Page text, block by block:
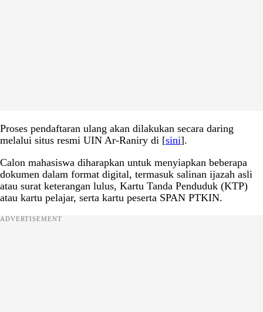
Proses pendaftaran ulang akan dilakukan secara daring
melalui situs resmi UIN Ar-Raniry di [sini].
Calon mahasiswa diharapkan untuk menyiapkan beberapa
dokumen dalam format digital, termasuk salinan ijazah asli
atau surat keterangan lulus, Kartu Tanda Penduduk (KTP)
atau kartu pelajar, serta kartu peserta SPAN PTKIN.
ADVERTISEMENT